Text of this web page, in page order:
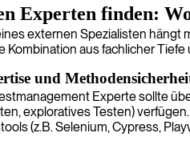
Experten finden:
externen Spezialisten hängt
Kombination aus fachlicher
und
Experte sollte
exploratives Testen)
(z.B. Selenium, Cypress,